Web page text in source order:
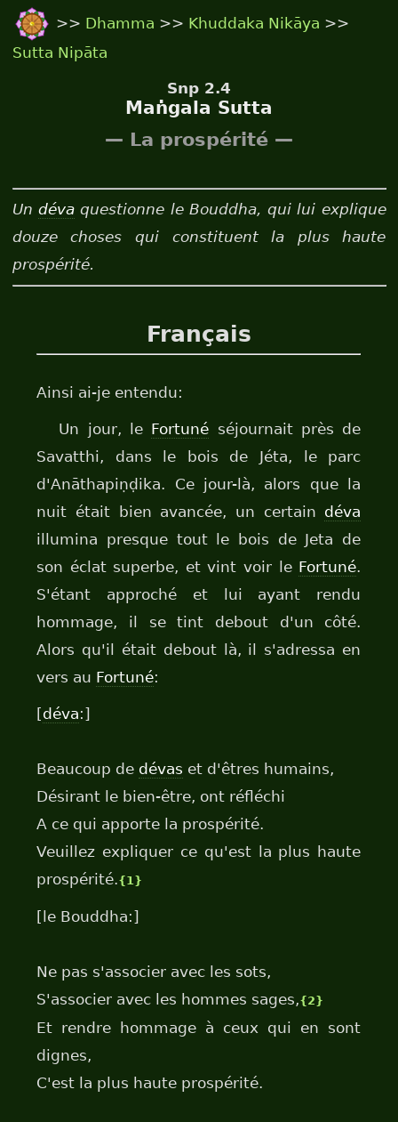
>> Dhamma >> Khuddaka Nikāya >>
Sutta Nipāta
Snp 2.4
Maṅgala Sutta
— La prospérité —
Un dévaquestionne le Bouddha, qui lui explique
douze choses qui constituent la plus haute
prospérité.
Français
Ainsi ai-je entendu:
Un jour, le Fortuné séjournait près de
Savatthi, dans le bois de Jéta, le parc
d'Anāthapiṇḍika. Ce jour-là, alors que la
nuit était bien avancée, un certain déva
illumina presque tout le bois de Jeta de
son éclat superbe, et vint voir le Fortuné.
S'étant approché et lui ayant rendu
hommage, il se tint debout d'un côté.
Alors qu'il était debout là, il s'adressa en
vers au Fortuné:
[déva:]
Beaucoup de dévas et d'êtres humains,
Désirant le bien-être, ont réfléchi
A ce qui apporte la prospérité.
Veuillez expliquer ce qu'est la plus haute
prospérité.{1}
[le Bouddha:]
Ne pas s'associer avec les sots,
S'associer avec les hommes sages,{2}
Et rendre hommage à ceux qui en sont
dignes,
C'est la plus haute prospérité.